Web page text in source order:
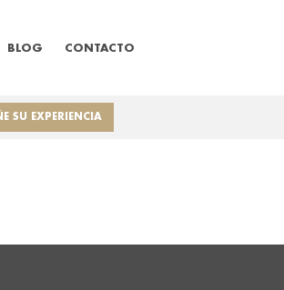
BLOG CONTACTO
SU EXPERIENCIA